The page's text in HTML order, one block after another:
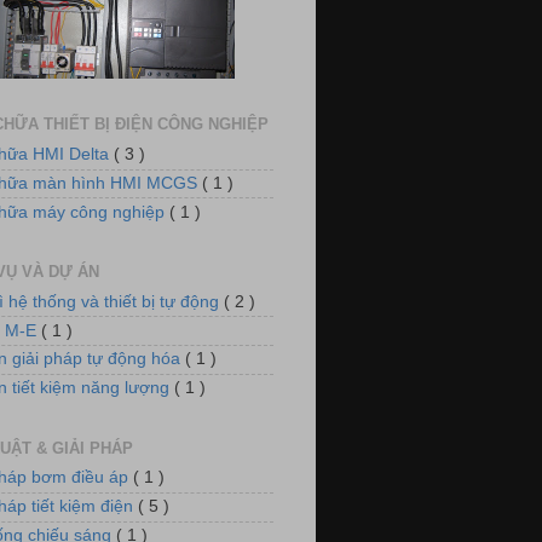
dụng biến tần VFD-E cho hệ thống
điều khiển nồi hơi xử lý khí thải
điều áp cho hệ thống làm mát
THIẾT BỊ ĐIỆN CÔNG NGHIỆP
HMI Delta ( 3 )
màn hình HMI MCGS ( 1 )
máy công nghiệp ( 1 )
VÀ DỰ ÁN
hệ thống và thiết bị tự động ( 2 )
M-E ( 1 )
giải pháp tự động hóa ( 1 )
tiết kiệm năng lượng ( 1 )
& GIẢI PHÁP
bơm điều áp ( 1 )
tiết kiệm điện ( 5 )
chiếu sáng ( 1 )